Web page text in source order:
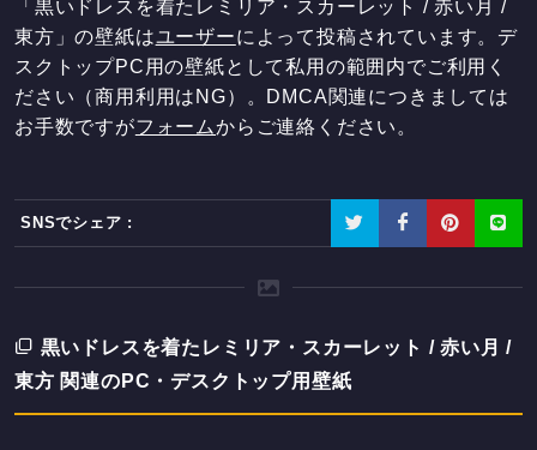
「黒いドレスを着たレミリア・スカーレット / 赤い月 /
東方」の壁紙はユーザーによって投稿されています。デ
スクトップPC用の壁紙として私用の範囲内でご利用く
ださい（商用利用はNG）。DMCA関連につきましては
お手数ですがフォームからご連絡ください。
SNSでシェア :
黒いドレスを着たレミリア・スカーレット / 赤い月 /
東方 関連のPC・デスクトップ用壁紙